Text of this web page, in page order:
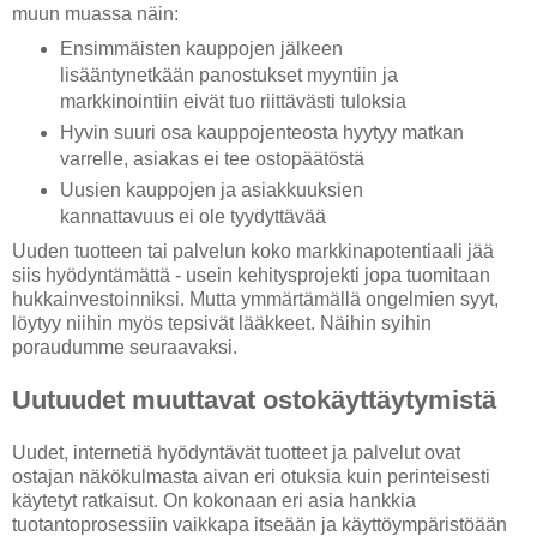
muun muassa näin:
Ensimmäisten kauppojen jälkeen
lisääntynetkään panostukset myyntiin ja
markkinointiin eivät tuo riittävästi tuloksia
Hyvin suuri osa kauppojenteosta hyytyy matkan
varrelle, asiakas ei tee ostopäätöstä
Uusien kauppojen ja asiakkuuksien
kannattavuus ei ole tyydyttävää
Uuden tuotteen tai palvelun koko markkinapotentiaali jää
siis hyödyntämättä - usein kehitysprojekti jopa tuomitaan
hukkainvestoinniksi. Mutta ymmärtämällä ongelmien syyt,
löytyy niihin myös tepsivät lääkkeet. Näihin syihin
poraudumme seuraavaksi.
Uutuudet muuttavat ostokäyttäytymistä
Uudet, internetiä hyödyntävät tuotteet ja palvelut ovat
ostajan näkökulmasta aivan eri otuksia kuin perinteisesti
käytetyt ratkaisut. On kokonaan eri asia hankkia
tuotantoprosessiin vaikkapa itseään ja käyttöympäristöään